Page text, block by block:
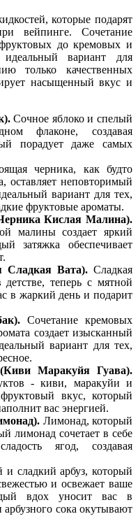
которые подарят
вейпинге. Сочетание
до кремовых и
идеальный вариант для
только качественных
насыщенный вкус и
Сочное яблоко и спелый
флаконе, создавая
порадует даже самых
черника, как будто
оставляет неповторимый
вариант для тех,
фруктовые ароматы.
Кислая Малина).
малины создает яркий
затяжка обеспечивает
Сладкая Вата). Сладкая
теперь с мятной
в жаркий день и подарит
Сочетание кремовых
создает изысканный
вариант для тех,
Маракуйя Гуава).
- киви, маракуйи и
вкус, который
вас энергией.
Лимонад, который
лимонад сочетает в себе
ягод, создавая
сладкий арбуз, который
и освежает ваше
вдох уносит вас в
сока окутывают